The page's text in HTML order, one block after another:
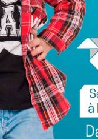
SAD cria
Sub-23 que
liderada por
Barroso
2026